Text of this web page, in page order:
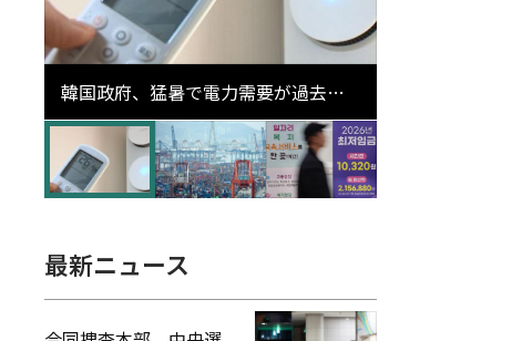
韓国政府、猛暑で電力需要が過去最
高更新の可能性に需給対応体制を点
検
最新ニュース